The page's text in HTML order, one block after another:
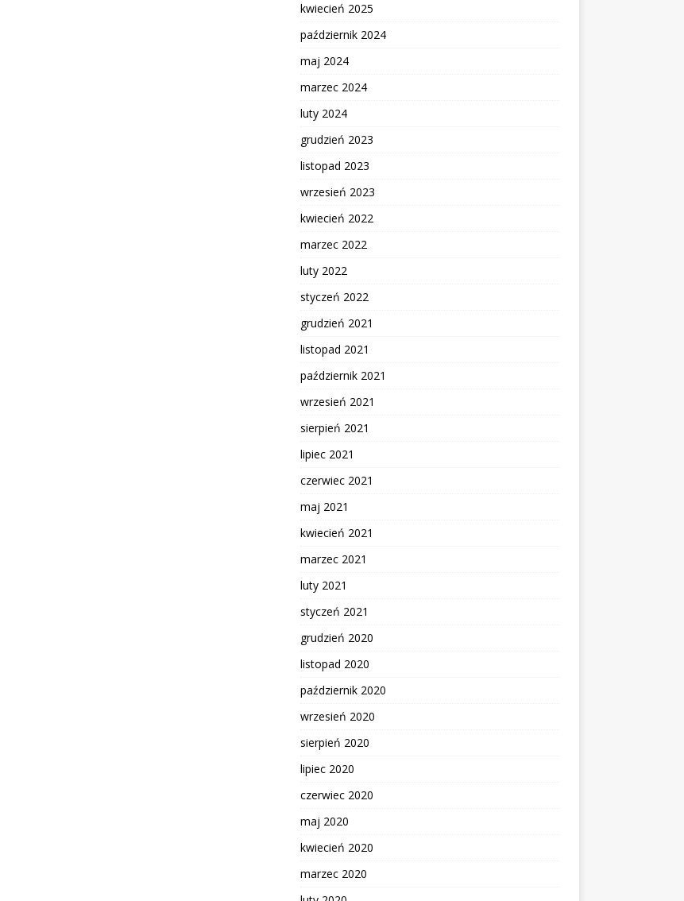
kwiecień 2025
październik 2024
maj 2024
marzec 2024
luty 2024
grudzień 2023
listopad 2023
wrzesień 2023
kwiecień 2022
marzec 2022
luty 2022
styczeń 2022
grudzień 2021
listopad 2021
październik 2021
wrzesień 2021
sierpień 2021
lipiec 2021
czerwiec 2021
maj 2021
kwiecień 2021
marzec 2021
luty 2021
styczeń 2021
grudzień 2020
listopad 2020
październik 2020
wrzesień 2020
sierpień 2020
lipiec 2020
czerwiec 2020
maj 2020
kwiecień 2020
marzec 2020